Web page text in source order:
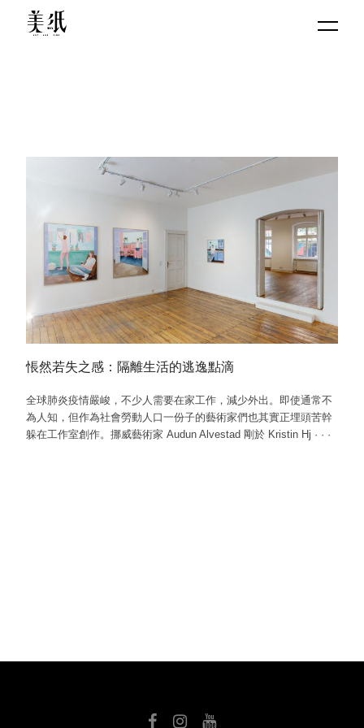
悵然若失之感：隔離生活的逃逸點滴
全球肺炎疫情嚴峻，不少人需要在家工作，減少外出。即使通常不
為人知，但作為社會勞動人口一份子的藝術家們也其實正埋頭苦幹
躲在工作室創作。挪威藝術家 Audun Alvestad 剛於 Kristin Hj · · ·